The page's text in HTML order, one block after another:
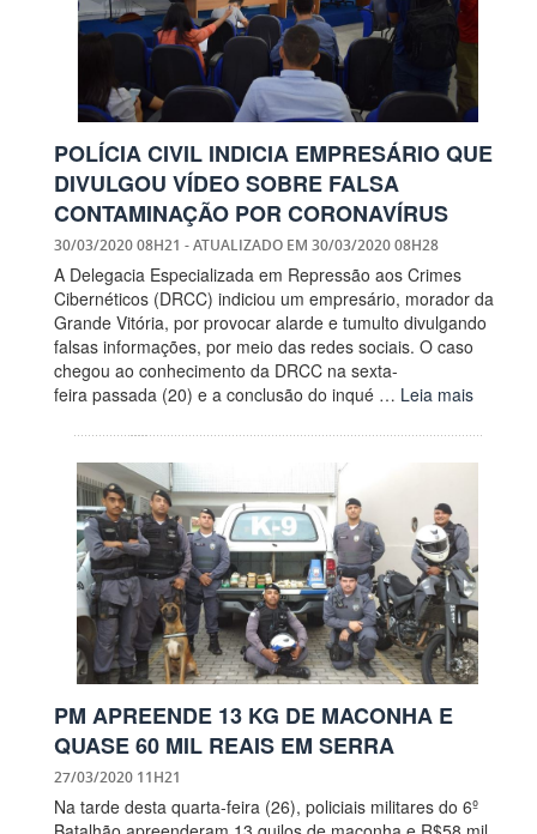
POLÍCIA CIVIL INDICIA EMPRESÁRIO QUE
DIVULGOU VÍDEO SOBRE FALSA
CONTAMINAÇÃO POR CORONAVÍRUS
30/03/2020 08H21 - ATUALIZADO EM 30/03/2020 08H28
A Delegacia Especializada em Repressão aos Crimes
Cibernéticos (DRCC) indiciou um empresário, morador da
Grande Vitória, por provocar alarde e tumulto divulgando
falsas informações, por meio das redes sociais. O caso
chegou ao conhecimento da DRCC na sexta-
feira passada (20) e a conclusão do inqué … Leia mais
PM APREENDE 13 KG DE MACONHA E
QUASE 60 MIL REAIS EM SERRA
27/03/2020 11H21
Na tarde desta quarta-feira (26), policiais militares do 6º